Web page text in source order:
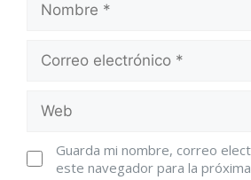
Guarda mi nombre, correo
este navegador para la